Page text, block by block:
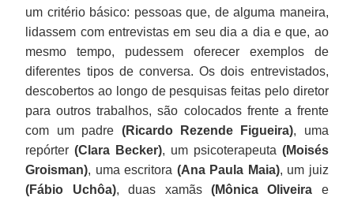
um critério básico: pessoas que, de alguma maneira,
lidassem com entrevistas em seu dia a dia e que, ao
mesmo tempo, pudessem oferecer exemplos de
diferentes tipos de conversa. Os dois entrevistados,
descobertos ao longo de pesquisas feitas pelo diretor
para outros trabalhos, são colocados frente a frente
com um padre (Ricardo Rezende Figueira), uma
repórter(Clara Becker), um psicoterapeuta (Moisés
Groisman), uma escritora (Ana Paula Maia), um juiz
(Fábio Uchôa), duas xamãs (Mônica Oliveira e